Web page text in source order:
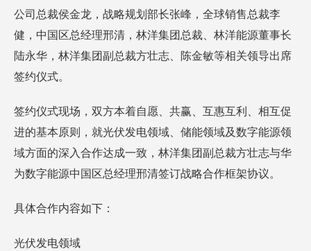
公司总裁侯金龙，战略规划部长张峰，全球销售总裁李
健，中国区总经理邢清，林洋集团总裁、林洋能源董事长
陆永华，林洋集团副总裁方壮志、陈金敏等相关领导出席
签约仪式。
签约仪式现场，双方本着自愿、共赢、互惠互利、相互促
进的基本原则，就光伏发电领域、储能领域及数字能源领
域方面的深入合作达成一致，林洋集团副总裁方壮志与华
为数字能源中国区总经理邢清签订战略合作框架协议。
具体合作内容如下：
光伏发电领域